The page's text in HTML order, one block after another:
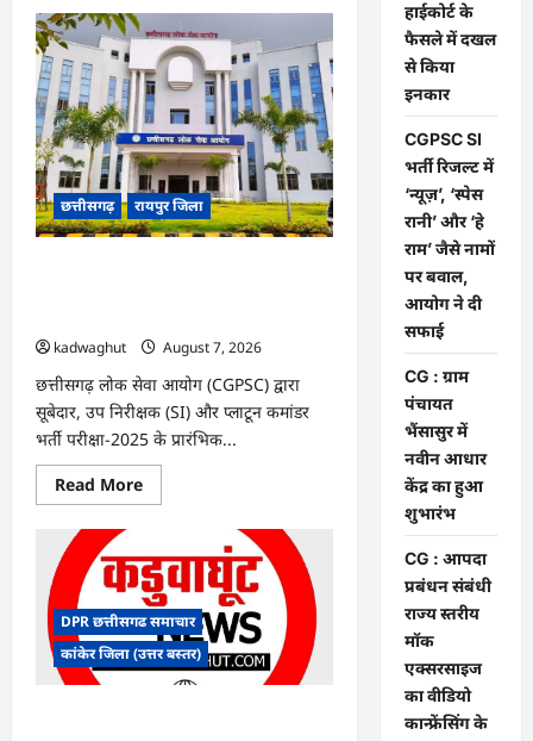
CG
News:
पाटन
सीट
पर
फंसे
भूपेश
बघेल!
सुप्रीम
कोर्ट
ने
हाईकोर्ट
के
फैसले
छत्तीसगढ़ रायपुर जिला
kadwaghut
August 7, 2026
छत्तीसगढ़ लोक सेवा आयोग (CGPSC) द्वारा
सूबेदार, उप निरीक्षक (SI) और प्लाटून कमांडर
भर्ती परीक्षा-2025 के प्रारंभिक...
Read MoreRead
more
SI
भर्ती
रिजल्ट
में
‘न्यूज़’,
‘स्पेस
रानी’
और
DPR छत्तीसगढ समाचार
कांकेर जिला (उत्तर बस्तर)
हाईकोर्ट के
फैसले में दखल
से किया
इनकार
CGPSC SI
भर्ती रिजल्ट में
‘न्यूज़’, ‘स्पेस
रानी’ और ‘हे
राम’ जैसे नामों
पर बवाल,
आयोग ने दी
सफाई
CG : ग्राम
पंचायत
भैंसासुर में
नवीन आधार
केंद्र का हुआ
शुभारंभ
CG : आपदा
प्रबंधन संबंधी
राज्य स्तरीय
मॉक
एक्सरसाइज
का वीडियो
कान्फ्रेंसिंग के